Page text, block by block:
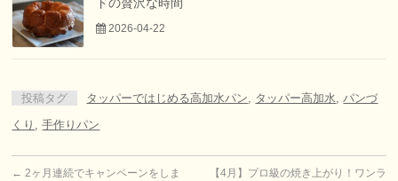
2026-04-22
投稿タグ タッパーではじめる高加水パン タッパー高加水
パンづ
くり
,手作りパン
← 2ヶ月連続でキャンペーンをしま
【4月】プロ級の焼き上がり！ワンラ